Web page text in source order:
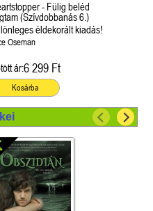
- Fülig beléd
(Szívdobbanás 6.)
éldekorált kiadás!
Oseman
ár:6 299 Ft
Kosárba